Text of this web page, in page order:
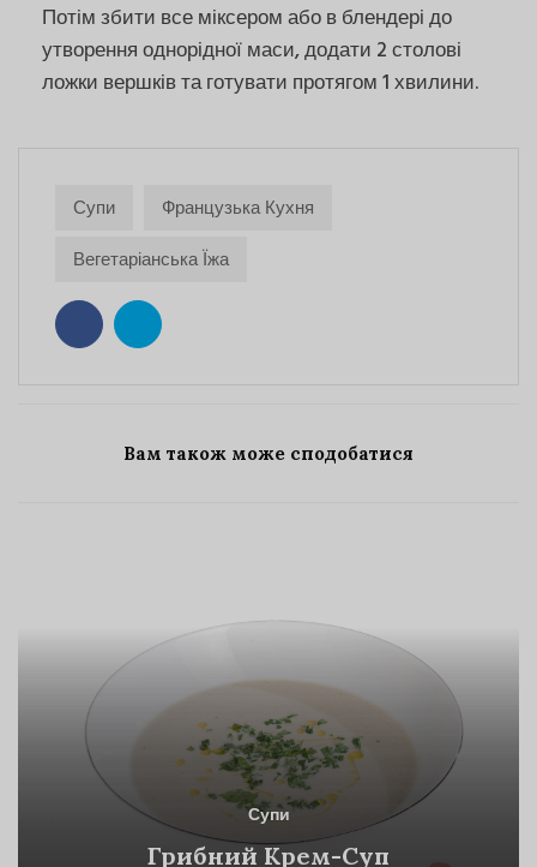
Потім збити все міксером або в блендері до
утворення однорідної маси, додати 2 столові
ложки вершків та готувати протягом 1 хвилини.
Супи
Французька Кухня
Вегетаріанська Їжа
Вам також може сподобатися
Супи
Грибний Крем-Суп